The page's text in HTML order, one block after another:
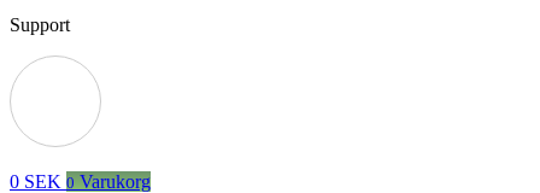
Support
0 SEK 0 Varukorg